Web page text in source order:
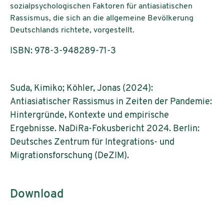
sozialpsychologischen Faktoren für antiasiatischen
Rassismus, die sich an die allgemeine Bevölkerung
Deutschlands richtete, vorgestellt.
ISBN: 978-3-948289-71-3
Suda, Kimiko; Köhler, Jonas (2024):
Antiasiatischer Rassismus in Zeiten der Pandemie:
Hintergründe, Kontexte und empirische
Ergebnisse. NaDiRa-Fokusbericht 2024. Berlin:
Deutsches Zentrum für Integrations- und
Migrationsforschung (DeZIM).
Download